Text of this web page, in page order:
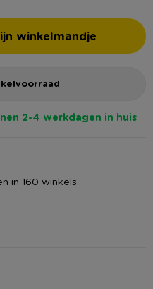
winkelmandje
2-4 werkdagen in huis
in 160 winkels